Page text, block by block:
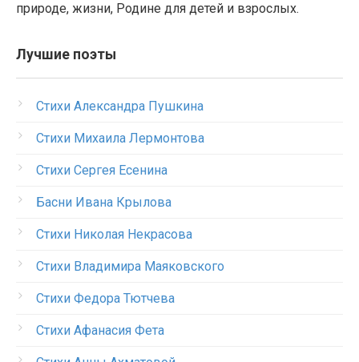
природе, жизни, Родине для детей и взрослых.
Лучшие поэты
Стихи Александра Пушкина
Стихи Михаила Лермонтова
Стихи Сергея Есенина
Басни Ивана Крылова
Стихи Николая Некрасова
Стихи Владимира Маяковского
Стихи Федора Тютчева
Стихи Афанасия Фета